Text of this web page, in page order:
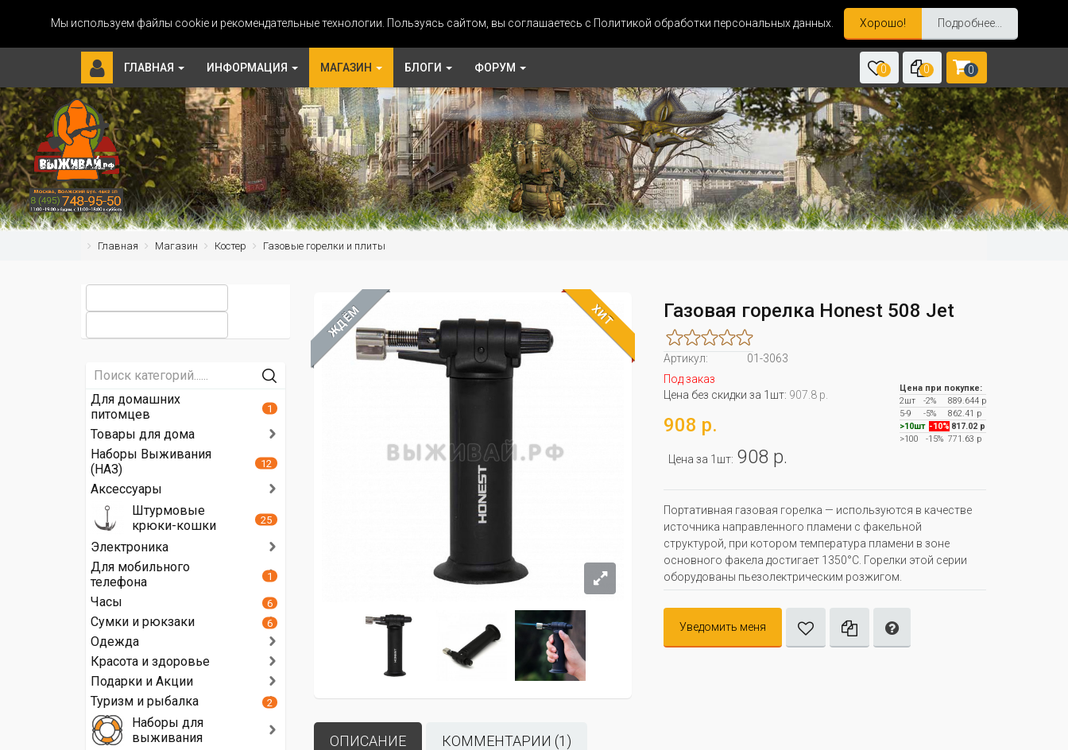
Мы используем файлы cookie и рекомендательные технологии. Пользуясь сайтом, вы соглашаетесь с Политикой обработки персональных данных. Хорошо! Подробнее...
ГЛАВНАЯ ИНФОРМАЦИЯ МАГАЗИН БЛОГИ ФОРУМ 0 0 0
Главная Магазин Костер Газовые горелки и плиты
ЖДЁМ ХИТ Газовая горелка Honest 508 Jet
Артикул:
01-3063
Под заказ
Цена без скидки за 1шт: 907.8 р.
908 р.
Цена за 1шт: 908 р.
Цена при покупке:
2шт
-2%
889.644 р
5-9
-5%
862.41 р
>10шт -10% 817.02 р
>100
-15%771.63 р
Портативная газовая горелка — используются в качестве
источника направленного пламени с факельной
структурой, при котором температура пламени в зоне
основного факела достигает 1350°С. Горелки этой серии
оборудованы пьезолектрическим розжигом.
Уведомить меня
ОПИСАНИЕ КОММЕНТАРИИ (1)
Для домашних
питомцев
1
Товары для дома
Наборы Выживания
(НАЗ)
12
Аксессуары
Штурмовые
крюки-кошки
25
Электроника
Для мобильного
телефона
1
Часы 6
Сумки и рюкзаки 6
Одежда
Красота и здоровье
Подарки и Акции
Туризм и рыбалка
2
Наборы для
выживания